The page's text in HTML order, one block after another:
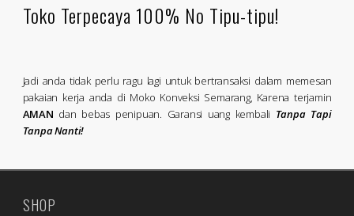
Toko Terpecaya 100% No Tipu-tipu!
Jadi anda tidak perlu ragu lagi untuk bertransaksi dalam memesan
pakaian kerja anda di Moko Konveksi Semarang, Karena terjamin
AMAN dan bebas penipuan. Garansi uang kembali Tanpa Tapi
Tanpa Nanti!
SHOP